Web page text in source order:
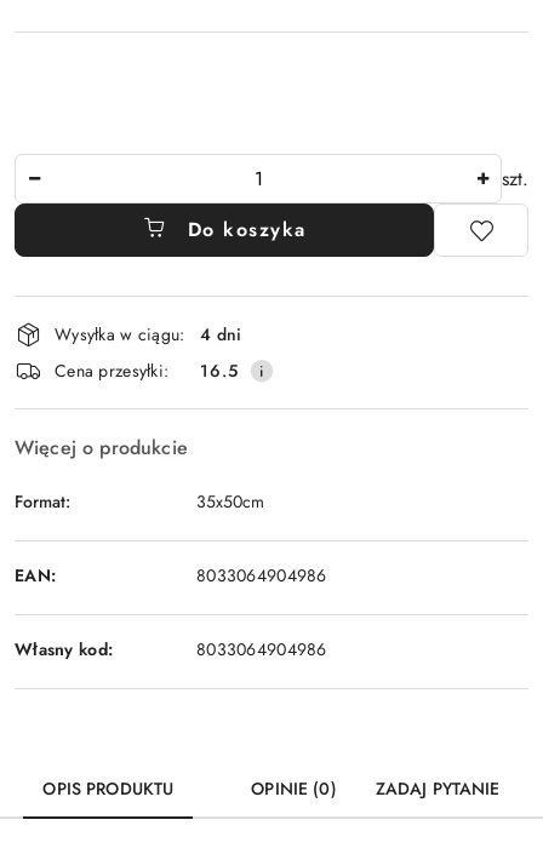
szt.
Do koszyka
Dostępność
i
dostawa
Wysyłka w ciągu:
4 dni
Cena przesyłki:
16.5
Więcej o produkcie
Format: 35x50cm
EAN: 8033064904986
Własny kod: 8033064904986
OPIS PRODUKTU OPINIE (0) ZADAJ PYTANIE